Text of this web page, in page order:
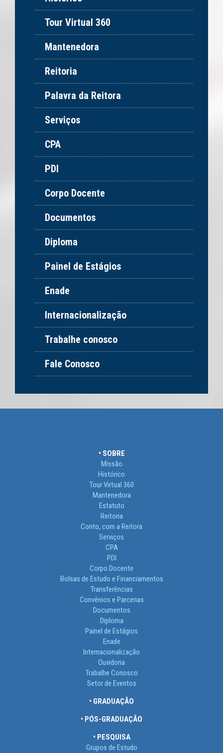
Tour Virtual 360
Mantenedora
Reitoria
Palavra da Reitora
Serviços
CPA
PDI
Corpo Docente
Documentos
Diploma
Painel de Estágios
Enade
Internacionalização
Trabalhe conosco
Fale Conosco
• SOBRE
Missão
Histórico
Tour Virtual 360
Mantenedora
Estatuto
Reitoria
Conto, com a Reitora
Serviços
CPA
PDI
Corpo Docente
Bolsas de Estudo e Financiamentos
Transferências
Convênios e Parcerias
Documentos
Diploma
Painel de Estágios
Enade
Internacionalização
Ouvidoria
Trabalhe Conosco
Setor de Eventos
• GRADUAÇÃO
• PÓS-GRADUAÇÃO
• PESQUISA
Grupos de Estudo